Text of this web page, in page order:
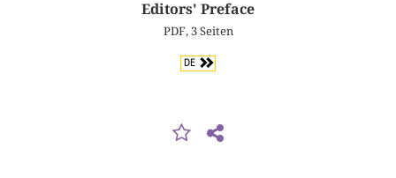
Editors' Preface
PDF, 3 Seiten
DE